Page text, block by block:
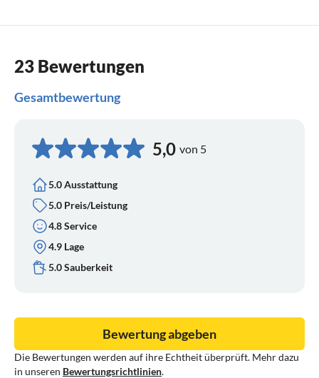
23 Bewertungen
Gesamtbewertung
5,0 von 5
5.0 Ausstattung
5.0 Preis/Leistung
4.8 Service
4.9 Lage
5.0 Sauberkeit
Die Bewertungen werden auf ihre Echtheit überprüft. Mehr dazu
in unseren Bewertungsrichtlinien.
Bewertung abgeben